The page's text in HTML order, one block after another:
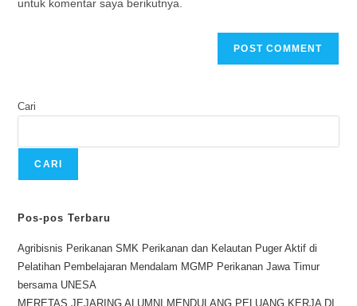
untuk komentar saya berikutnya.
Cari
CARI
Pos-pos Terbaru
Agribisnis Perikanan SMK Perikanan dan Kelautan Puger Aktif di
Pelatihan Pembelajaran Mendalam MGMP Perikanan Jawa Timur
bersama UNESA
MERETAS JEJARING ALUMNI MENDULANG PELUANG KERJA DI